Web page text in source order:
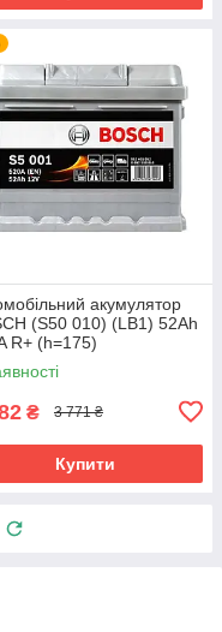
акумулятор
(S50 010) (LB1) 52Ah
R+ (h=175)
₴ 3 771 ₴
Купити